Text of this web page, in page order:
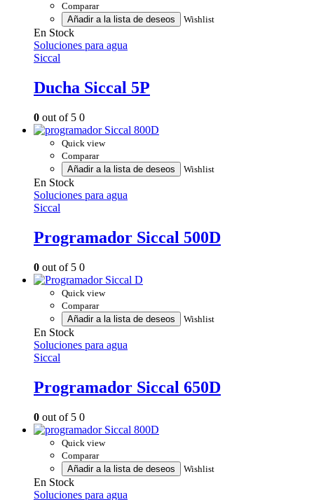
Comparar
Añadir a la lista de deseos
Wishlist
En Stock
Soluciones para agua
Siccal
Ducha Siccal 5P
0 out of 5 0
Quick view
Comparar
Añadir a la lista de deseos
Wishlist
En Stock
Soluciones para agua
Siccal
Programador Siccal 500D
0 out of 5 0
Quick view
Comparar
Añadir a la lista de deseos
Wishlist
En Stock
Soluciones para agua
Siccal
Programador Siccal 650D
0 out of 5 0
Quick view
Comparar
Añadir a la lista de deseos
Wishlist
En Stock
Soluciones para agua